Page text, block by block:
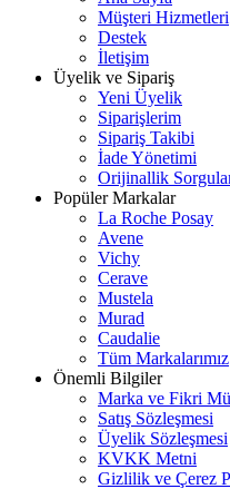
Müşteri Hizmetleri
Destek
İletişim
Üyelik ve Sipariş
Yeni Üyelik
Siparişlerim
Sipariş Takibi
İade Yönetimi
Orijinallik
Popüler Markalar
La Roche Posay
Avene
Vichy
Cerave
Mustela
Murad
Caudalie
Tüm Markalarımız
Önemli Bilgiler
Marka ve Fikri
Satış Sözleşmesi
Üyelik Sözleşmesi
KVKK Metni
Gizlilik ve Çerez